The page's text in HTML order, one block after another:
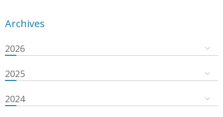
Archives
2026
2025
2024